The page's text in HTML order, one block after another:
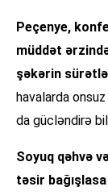
Peçenye,
müddət
şəkərin
havalarda
da gücləndirə
Soyuq qəhvə
təsir